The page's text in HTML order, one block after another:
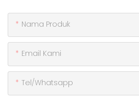
Nama Produk
Email Kami
Tel/whatsapp